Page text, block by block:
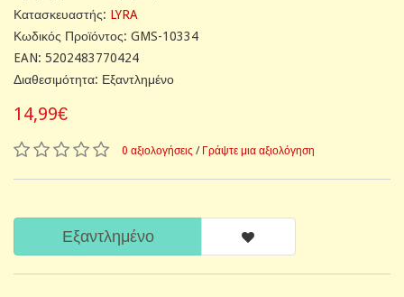
Κατασκευαστής: LYRA
Κωδικός Προϊόντος: GMS-10334
EAN: 5202483770424
Διαθεσιμότητα: Εξαντλημένο
14,99€
0 αξιολογήσεις / Γράψτε μια αξιολόγηση
Εξαντλημένο